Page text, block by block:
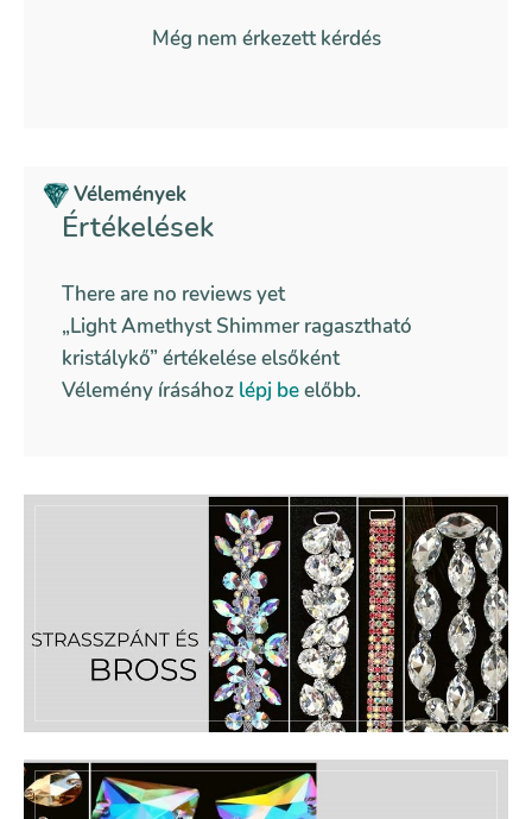
Még nem érkezett kérdés
Vélemények
Értékelések
There are no reviews yet
„Light Amethyst Shimmer ragasztható
kristálykő” értékelése elsőként
Vélemény írásához lépj beelőbb.